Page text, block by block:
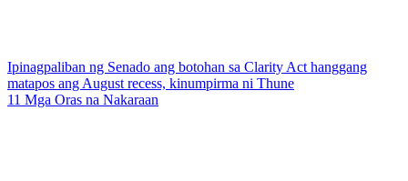
Ipinagpaliban ng Senado ang botohan sa Clarity Act hanggang
matapos ang August recess, kinumpirma ni Thune
11 Mga Oras na Nakaraan